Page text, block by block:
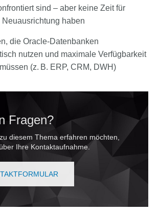
sind – aber keine Zeit für
haben
die Oracle-Datenbanken
nutzen und maximale Verfügbarkeit
(z. B. ERP, CRM, DWH)
Fragen?
diesem Thema erfahren möchten,
Ihre Kontaktaufnahme.